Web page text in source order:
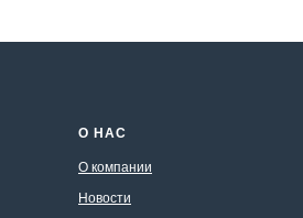
О НАС
О компании
Новости